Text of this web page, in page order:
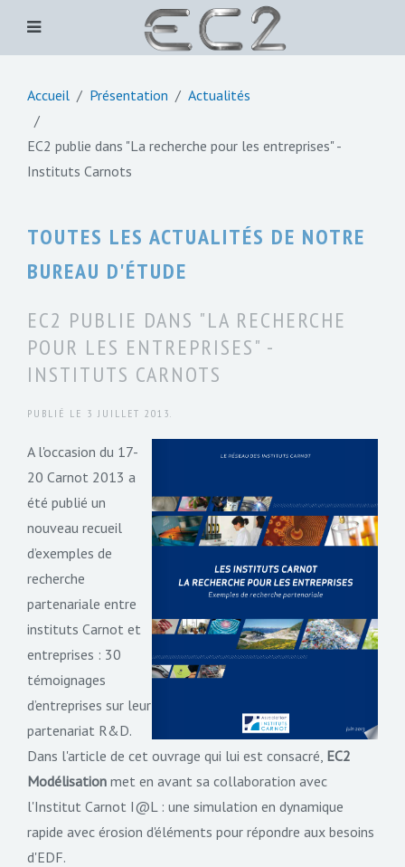
Accueil Présentation Actualités
EC2 publie dans "La recherche pour les entreprises" -
Instituts Carnots
TOUTES LES ACTUALITÉS DE NOTRE
BUREAU D'ÉTUDE
EC2 PUBLIE DANS "LA RECHERCHE
POUR LES ENTREPRISES" -
INSTITUTS CARNOTS
PUBLIÉ LE 3 JUILLET 2013.
A l'occasion du 17-
20 Carnot 2013 a
été publié un
nouveau recueil
d’exemples de
recherche
partenariale entre
instituts Carnot et
entreprises : 30
témoignages
d’entreprises sur leur
partenariat R&D.
Dans l'article de cet ouvrage qui lui est consacré, EC2
Modélisation met en avant sa collaboration avec
l'Institut Carnot I@L : une simulation en dynamique
rapide avec érosion d'éléments pour répondre aux besoins
d'EDF.